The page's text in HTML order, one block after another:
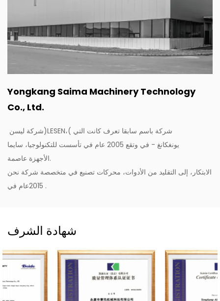
Yongkang Saima Machinery Technology
Co., Ltd.
شركة ليسن(LESEN)، التي كانت تعرف سابقا باسم شركة
سايما للتكنولوجيا، تأسست في عام وتقع في يونغكانغ -
عاصمة الأجهزة.
نحن شركة متخصصة في تصنيع محركات الأدوات، من التقليد إلى الابتكار،
في عام .
شهادة الشرف